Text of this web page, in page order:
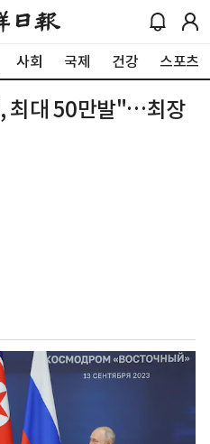
사회 국제 건강 스포츠
최대 50만발"…최장